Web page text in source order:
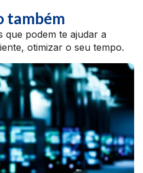
também
podem te ajudar a
otimizar o seu tempo.